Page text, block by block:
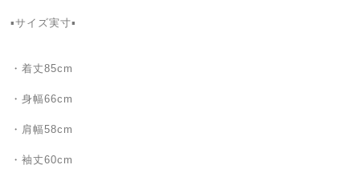
▪️サイズ実寸▪️
・着丈85cm
・身幅66cm
・肩幅58cm
・袖丈60cm